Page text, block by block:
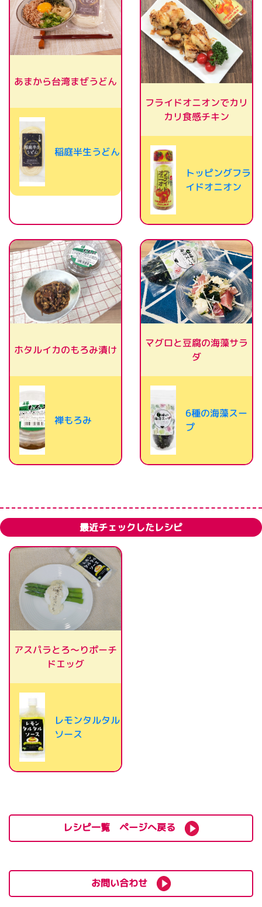
あまから台湾まぜうどん
稲庭半生うどん
フライドオニオンでカリ
カリ食感チキン
トッピングフラ
イドオニオン
ホタルイカのもろみ漬け
禅もろみ
マグロと豆腐の海藻サラ
ダ
6種の海藻スー
プ
最近チェックしたレシピ
アスパラとろ～りポーチ
ドエッグ
レモンタルタル
ソース
レシピ一覧 ページへ戻る
お問い合わせ